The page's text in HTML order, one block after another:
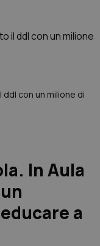
ddl con un milione di
In Aula
a